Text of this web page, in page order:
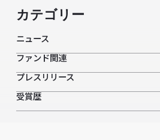
カテゴリー
ニュース
ファンド関連
プレスリリース
受賞歴